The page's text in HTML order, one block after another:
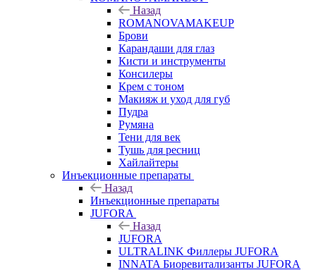
Назад
ROMANOVAMAKEUP
Брови
Карандаши для глаз
Кисти и инструменты
Консилеры
Крем с тоном
Макияж и уход для губ
Пудра
Румяна
Тени для век
Тушь для ресниц
Хайлайтеры
Инъекционные препараты
Назад
Инъекционные препараты
JUFORA
Назад
JUFORA
ULTRALINK Филлеры JUFORA
INNATA Биоревитализанты JUFORA